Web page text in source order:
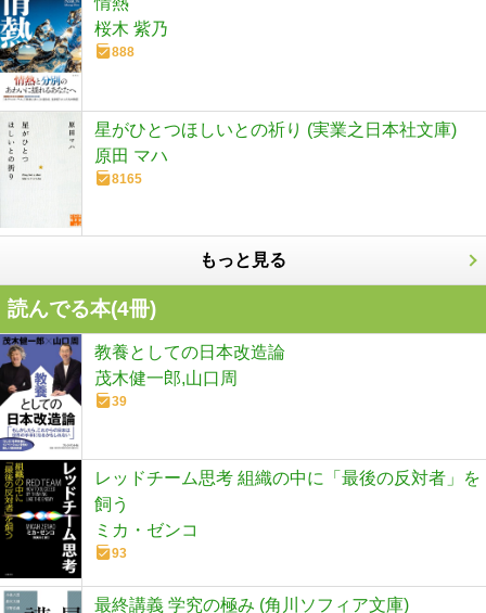
桜木 紫乃
888
星がひとつほしいとの祈り (実業之日本社文庫)
原田 マハ
8165
もっと見る
読んでる本(4冊)
教養としての日本改造論
茂木健一郎,山口周
39
レッドチーム思考 組織の中に「最後の反対者」を
飼う
ミカ・ゼンコ
93
最終講義 学究の極み (角川ソフィア文庫)